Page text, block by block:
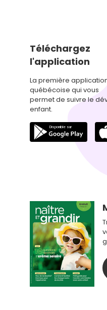
Téléchargez
l'application
La première
québécoise qui vous
permet de suivre le
enfant.